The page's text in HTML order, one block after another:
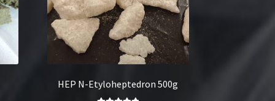
HEP N-Etyloheptedron 500g